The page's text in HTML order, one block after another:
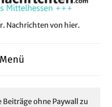
Nachrichten von hier.
Menü
ohne Paywall zu